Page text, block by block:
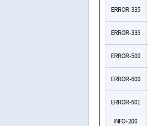
ERROR-335
ERROR-336
ERROR-500
ERROR-600
ERROR-601
INFO-200